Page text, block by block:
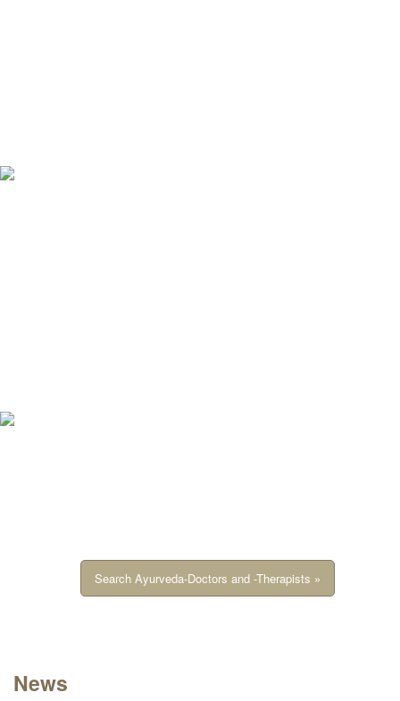
Search Ayurveda-Doctors and -Therapists »
News